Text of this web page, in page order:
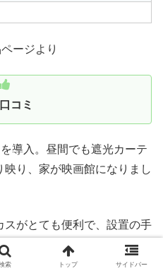
ージより
コミ
導入。昼間でも遮光カーテ
り、家が映画館になりまし
スがとても便利で、設置の手
でも簡単に使えます。』
索 トップ サイドバー